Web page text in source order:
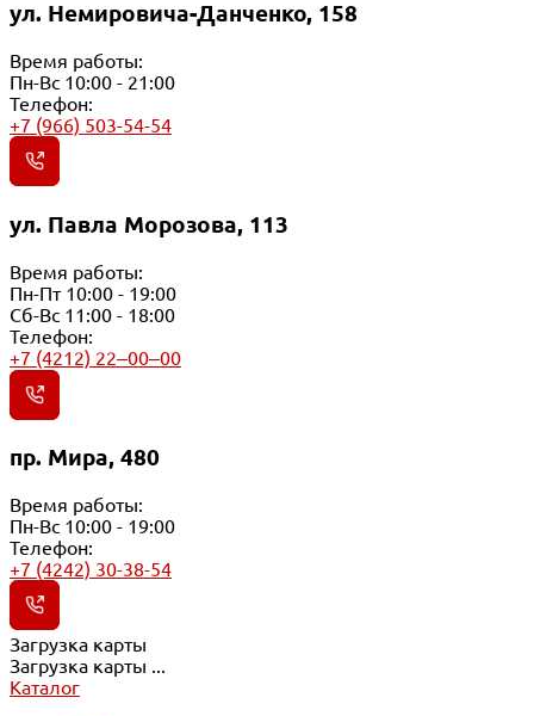
ул. Немировича-Данченко, 158
Время работы:
Пн-Вс 10:00 - 21:00
Телефон:
+7 (966) 503-54-54
ул. Павла Морозова, 113
Время работы:
Пн-Пт 10:00 - 19:00
Сб-Вс 11:00 - 18:00
Телефон:
+7 (4212) 22‒00‒00
пр. Мира, 480
Время работы:
Пн-Вс 10:00 - 19:00
Телефон:
+7 (4242) 30-38-54
Загрузка карты
Загрузка карты ...
Каталог